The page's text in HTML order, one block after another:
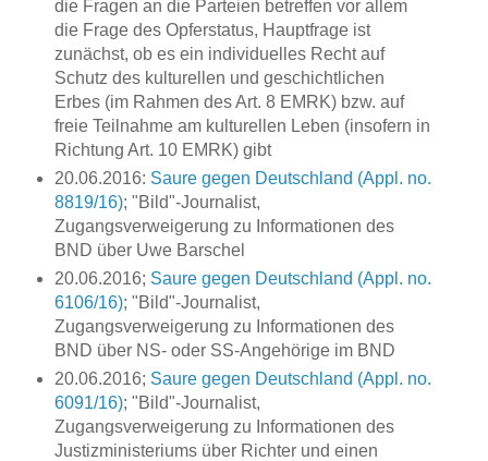
die Fragen an die Parteien betreffen vor allem
die Frage des Opferstatus, Hauptfrage ist
zunächst, ob es ein individuelles Recht auf
Schutz des kulturellen und geschichtlichen
Erbes (im Rahmen des Art. 8 EMRK) bzw. auf
freie Teilnahme am kulturellen Leben (insofern in
Richtung Art. 10 EMRK) gibt
20.06.2016: Saure gegen Deutschland (Appl. no.
8819/16); "Bild"-Journalist,
Zugangsverweigerung zu Informationen des
BND über Uwe Barschel
20.06.2016; Saure gegen Deutschland (Appl. no.
6106/16); "Bild"-Journalist,
Zugangsverweigerung zu Informationen des
BND über NS- oder SS-Angehörige im BND
20.06.2016; Saure gegen Deutschland (Appl. no.
6091/16); "Bild"-Journalist,
Zugangsverweigerung zu Informationen des
Justizministeriums über Richter und einen